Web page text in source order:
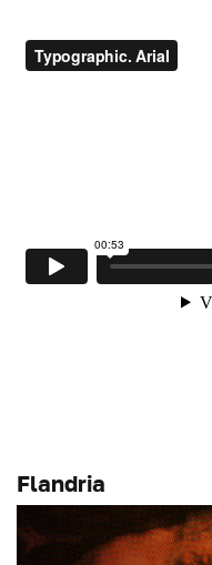
Flandria